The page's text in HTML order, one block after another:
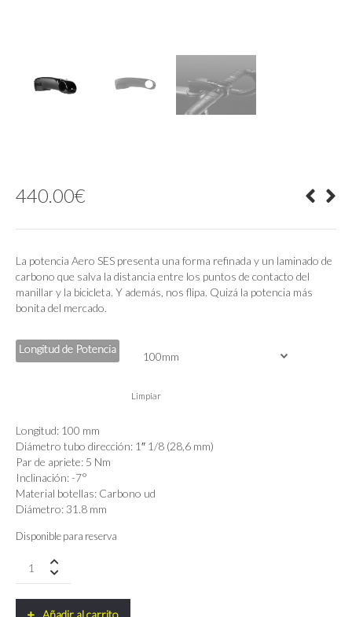
440.00€
La potencia Aero SES presenta una forma refinada y un laminado de
carbono que salva la distancia entre los puntos de contacto del
manillar y la bicicleta. Y además, nos flipa. Quizá la potencia más
bonita del mercado.
Longitud de Potencia
Limpiar
Longitud: 100 mm
Diámetro tubo dirección: 1″ 1/8 (28,6 mm)
Par de apriete: 5 Nm
Inclinación: -7°
Material botellas: Carbono ud
Diámetro: 31.8 mm
Disponible para reserva
Potencia
Enve